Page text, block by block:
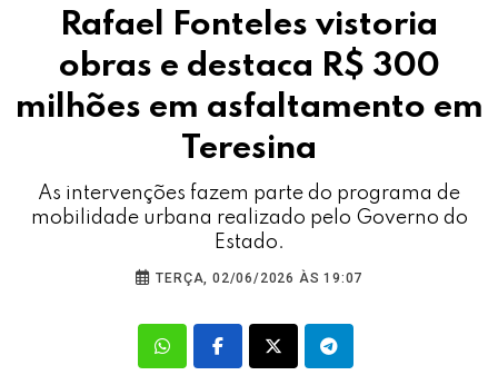
Rafael Fonteles vistoria
obras e destaca R$ 300
milhões em asfaltamento em
Teresina
As intervenções fazem parte do programa de
mobilidade urbana realizado pelo Governo do
Estado.
TERÇA, 02/06/2026 ÀS 19:07